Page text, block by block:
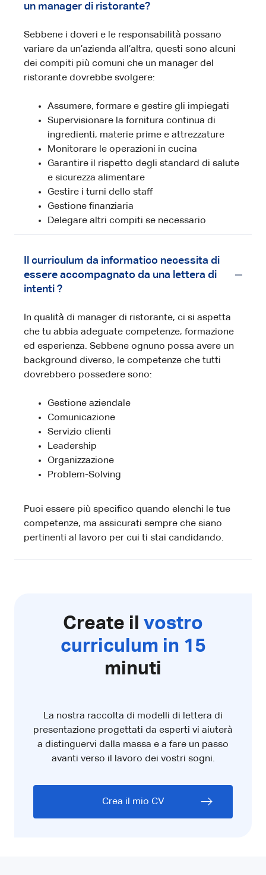
un manager di ristorante?
Sebbene i doveri e le responsabilità possano
variare da un’azienda all’altra, questi sono alcuni
dei compiti più comuni che un manager del
ristorante dovrebbe svolgere:
Assumere, formare e gestire gli impiegati
Supervisionare la fornitura continua di
ingredienti, materie prime e attrezzature
Monitorare le operazioni in cucina
Garantire il rispetto degli standard di salute
e sicurezza alimentare
Gestire i turni dello staff
Gestione finanziaria
Delegare altri compiti se necessario
Il curriculum da informatico necessita di
essere accompagnato da una lettera di
intenti ?
In qualità di manager di ristorante, ci si aspetta
che tu abbia adeguate competenze, formazione
ed esperienza. Sebbene ognuno possa avere un
background diverso, le competenze che tutti
dovrebbero possedere sono:
Gestione aziendale
Comunicazione
Servizio clienti
Leadership
Organizzazione
Problem-Solving
Puoi essere più specifico quando elenchi le tue
competenze, ma assicurati sempre che siano
pertinenti al lavoro per cui ti stai candidando.
Create il vostro
curriculum in 15
minuti
La nostra raccolta di modelli di lettera di
presentazione progettati da esperti vi aiuterà
a distinguervi dalla massa e a fare un passo
avanti verso il lavoro dei vostri sogni.
Crea il mio CV